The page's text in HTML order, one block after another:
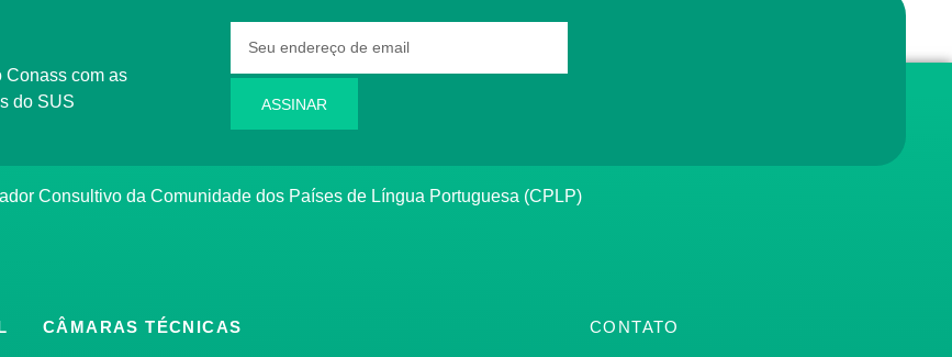
do SUS
ASSINAR
Consultivo da Comunidade dos Países de Língua Portuguesa (CPLP)
CÂMARAS TÉCNICAS CONTATO